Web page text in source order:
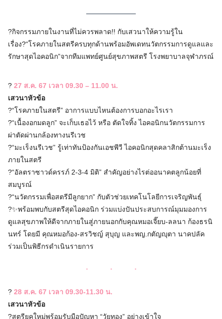
?กิจกรรมภายในงานที่ไม่ควรพลาด!! กับเสวนาให้ความรู้ใน
เรื่อง?“โรคภายในสตรีครบทุกด้านพร้อมอัพเดทนวัตกรรมการดูแลและ
รักษาสุดไอคอนิก”จากทีมแพทย์ศูนย์สุขภาพสตรี โรงพยาบาลจุฬาภรณ์
? 27 ส.ค. 67 เวลา 09.30 – 11.00 น.
เสวนาหัวข้อ
?“โรคภายในสตรี” อาการแบบไหนต้องการบอกอะไรเรา
?“เนื้องอกมดลูก” จะเก็บเธอไว้ หรือ ตัดใจทิ้ง ไอคอนิกนวัตกรรมการ
ผ่าตัดผ่านกล้องทางนรีเวช
?“มะเร็งนรีเวช” รู้เท่าทันป้องกันเอชพีวี ไอคอนิกสุดคลาสิกต้านมะเร็ง
ภายในสตรี
?“อัลตราซาวด์ครรภ์ 2-3-4 มิติ” สำคัญอย่างไรต่ออนาคตลูกน้อยที่
สมบูรณ์
?“นวัตกรรมเพื่อสตรีมีลูกยาก” กับตัวช่วยเทคโนโลยีการเจริญพันธุ์
?✨พร้อมพบกับสตรีสุดไอคอนิก ร่วมแบ่งปันประสบการณ์มุมมองการ
ดูแลสุขภาพให้ดีจากภายในสู่ภายนอกกับคุณหมอเจี๊ยบ-ลลนา ก้องธรนิ
นทร์ โดยมี คุณหมอก้อง-สรวิชญ์ สุบุญ และพญ.กตัญญุตา นาคปลัค
ร่วมเป็นพิธีกรดำเนินรายการ
? 28 ส.ค. 67 เวลา 09.30-11.30 น.
เสวนาหัวข้อ
?สตรียุคใหม่พร้อมรับมือปัญหา “วัยทอง” อย่างเข้าใจ